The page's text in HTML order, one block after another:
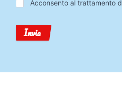
Dati
Acconsento al trattamento
Invia